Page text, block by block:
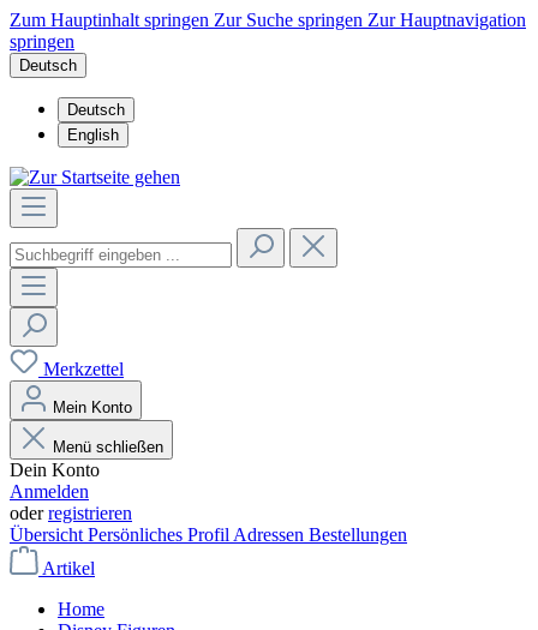
Zum Hauptinhalt springen Zur Suche springen Zur Hauptnavigation
springen
Deutsch
Deutsch
English
Merkzettel
Mein Konto
Menü schließen
Dein Konto
Anmelden
oderregistrieren
Übersicht Persönliches Profil Adressen Bestellungen
Artikel
Home